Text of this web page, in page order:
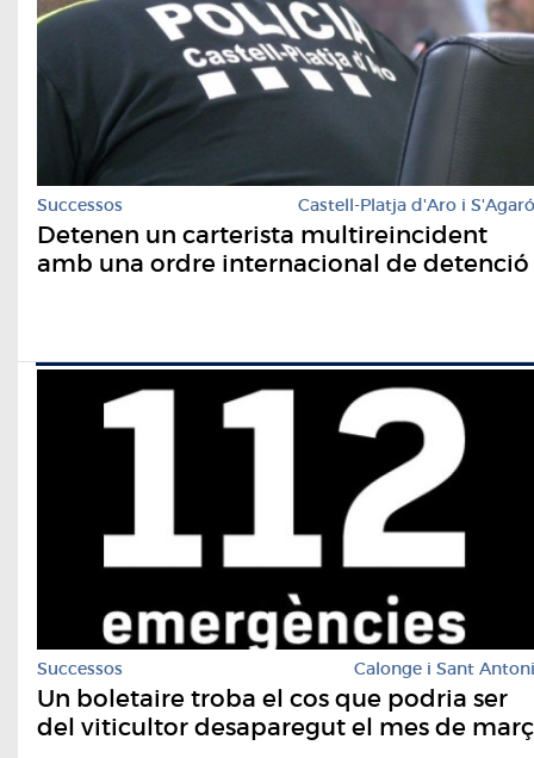
Successos Castell-Platja d'Aro i S'Agaró
Detenen un carterista multireincident
amb una ordre internacional de detenció
Successos Calonge i Sant Antoni
Un boletaire troba el cos que podria ser
del viticultor desaparegut el mes de març